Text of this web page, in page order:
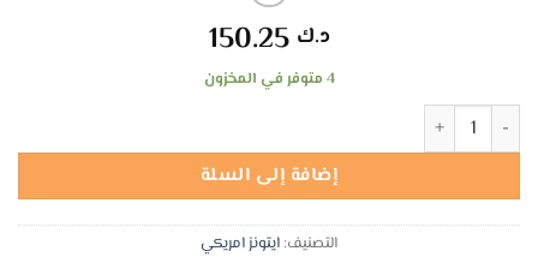
د.ك 150.25
4 متوفر في المخزون
كمية ايتونز امريكي (500$)
إضافة إلى السلة
التصنيف: ايتونز امريكي